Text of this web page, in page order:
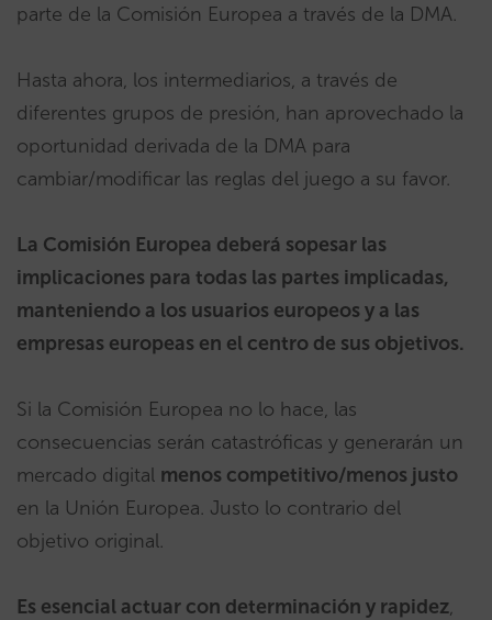
parte de la Comisión Europea a través de la DMA.
Hasta ahora, los intermediarios, a través de
diferentes grupos de presión, han aprovechado la
oportunidad derivada de la DMA para
cambiar/modificar las reglas del juego a su favor.
La Comisión Europea deberá sopesar las
implicaciones para todas las partes implicadas,
manteniendo a los usuarios europeos y a las
empresas europeas en el centro de sus objetivos.
Si la Comisión Europea no lo hace, las
consecuencias serán catastróficas y generarán un
mercado digital menos competitivo/menos justo
en la Unión Europea. Justo lo contrario del
objetivo original.
Es esencial actuar con determinación y rapidez,